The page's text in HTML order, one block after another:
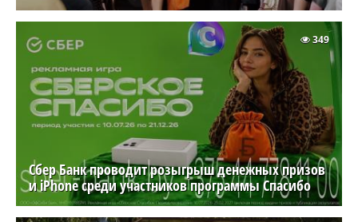
Сбер Банк проводит розыгрыш денежных призов
и iPhone среди участников программы Спасибо
349